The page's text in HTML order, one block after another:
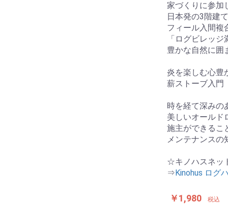
家づくりに参加
日本発の3階建
フィール入間複
「ログビレッ
豊かな自然に囲
炎を楽しむ心豊
薪ストーブ入門
時を経て深みの
美しいオールド
施主ができるこ
メンテナンスの
☆キノハスネッ
⇒Kinohus ログ
￥1,980 税込